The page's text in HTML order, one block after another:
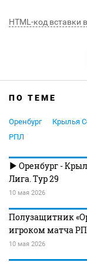
HTML-код вставки
ПО ТЕМЕ
Оренбург Крылья
РПЛ
Оренбург -
Лига. Тур 29
10 мая 2026
Полузащитник
игроком матча
10 мая 2026